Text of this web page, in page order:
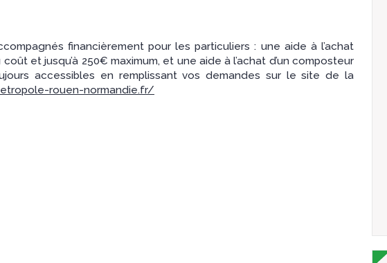
financièrement pour les particuliers : une aide à l’achat
et jusqu’à 250€ maximum, et une aide à l’achat d’un composteur
accessibles en remplissant vos demandes sur le site de la
rouen-normandie.fr/